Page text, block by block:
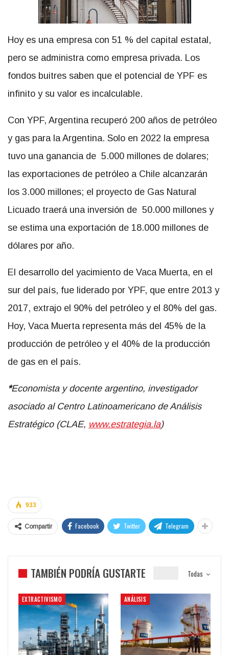
Hoy es una empresa con 51 % del capital estatal,
pero se administra como empresa privada. Los
fondos buitres saben que el potencial de YPF es
infinito y su valor es incalculable.
Con YPF, Argentina recuperó 200 años de petróleo
y gas para la Argentina. Solo en 2022 la empresa
tuvo una ganancia de 5.000 millones de dolares;
las exportaciones de petróleo a Chile alcanzarán
los 3.000 millones; el proyecto de Gas Natural
Licuado traerá una inversión de 50.000 millones y
se estima una exportación de 18.000 millones de
dólares por año.
El desarrollo del yacimiento de Vaca Muerta, en el
sur del país, fue liderado por YPF, que entre 2013 y
2017, extrajo el 90% del petróleo y el 80% del gas.
Hoy, Vaca Muerta representa más del 45% de la
producción de petróleo y el 40% de la producción
de gas en el país.
*Economista y docente argentino, investigador
asociado al Centro Latinoamericano de Análisis
Estratégico (CLAE, www.estrategia.la)
933
Compartir Facebook Twitter Telegram
Todas
TAMBIÉN PODRÍA GUSTARTE
EXTRACTIVISMO ANÁLISIS